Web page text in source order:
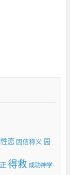
恋 因信称义 园
得救 成功神学